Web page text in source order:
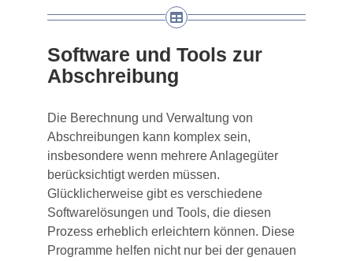
Software und Tools zur
Abschreibung
Die Berechnung und Verwaltung von
Abschreibungen kann komplex sein,
insbesondere wenn mehrere Anlagegüter
berücksichtigt werden müssen.
Glücklicherweise gibt es verschiedene
Softwarelösungen und Tools, die diesen
Prozess erheblich erleichtern können. Diese
Programme helfen nicht nur bei der genauen